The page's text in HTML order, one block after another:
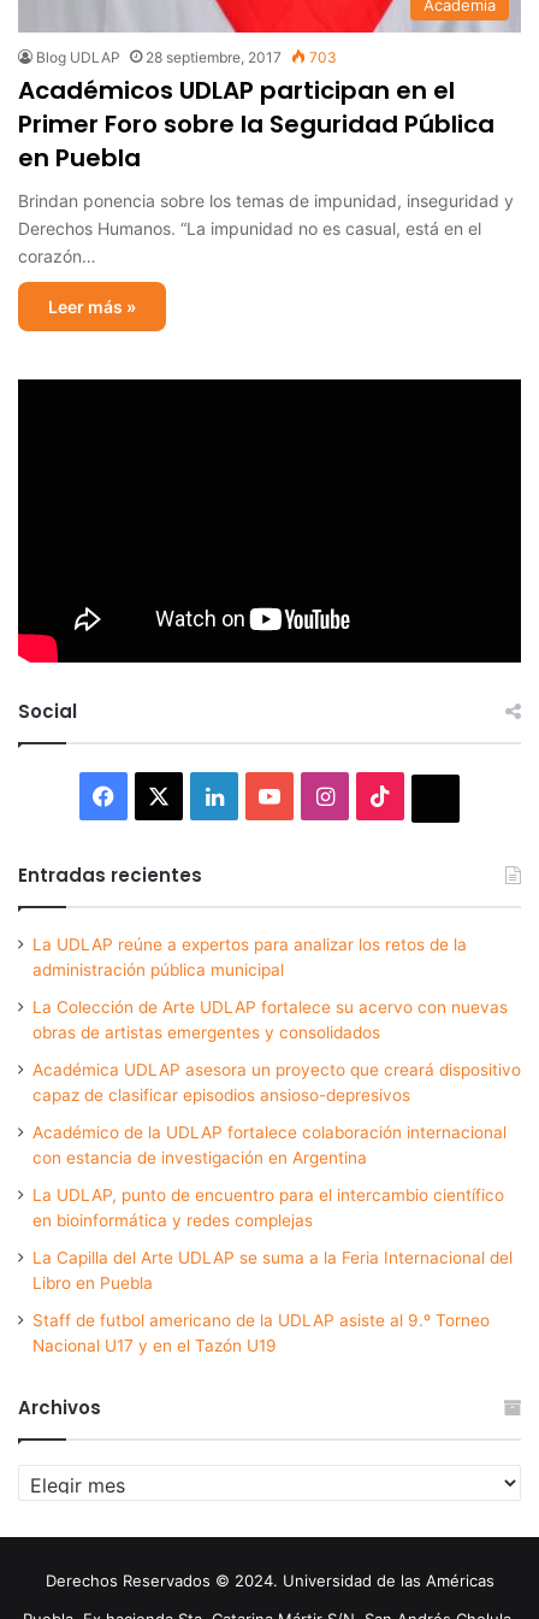
Academia
Blog UDLAP 28 septiembre, 2017 703
Académicos UDLAP participan en el
Primer Foro sobre la Seguridad Pública
en Puebla
Brindan ponencia sobre los temas de impunidad, inseguridad y
Derechos Humanos. “La impunidad no es casual, está en el
corazón…
Leer más »
Social
Facebook LinkedInYouTubeInstagram
Entradas recientes
La UDLAP reúne a expertos para analizar los retos de la
administración pública municipal
La Colección de Arte UDLAP fortalece su acervo con nuevas
obras de artistas emergentes y consolidados
Académica UDLAP asesora un proyecto que creará dispositivo
capaz de clasificar episodios ansioso-depresivos
Académico de la UDLAP fortalece colaboración internacional
con estancia de investigación en Argentina
La UDLAP, punto de encuentro para el intercambio científico
en bioinformática y redes complejas
La Capilla del Arte UDLAP se suma a la Feria Internacional del
Libro en Puebla
Staff de futbol americano de la UDLAP asiste al 9.º Torneo
Nacional U17 y en el Tazón U19
Archivos
Archivos
Derechos Reservados © 2024. Universidad de las Américas